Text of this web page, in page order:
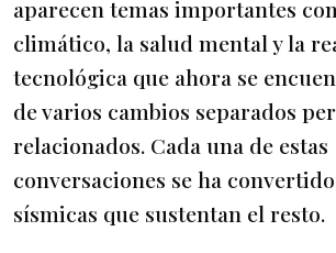
aparecen temas importantes
climático, la salud mental y la
tecnológica que ahora se
de varios cambios separados
relacionados. Cada una de estas
conversaciones se ha
sísmicas que sustentan el resto.